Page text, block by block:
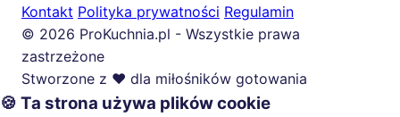
Kontakt Polityka prywatności Regulamin
© 2026 ProKuchnia.pl - Wszystkie prawa
zastrzeżone
Stworzone z ❤️ dla miłośników gotowania
🍪 Ta strona używa plików cookie